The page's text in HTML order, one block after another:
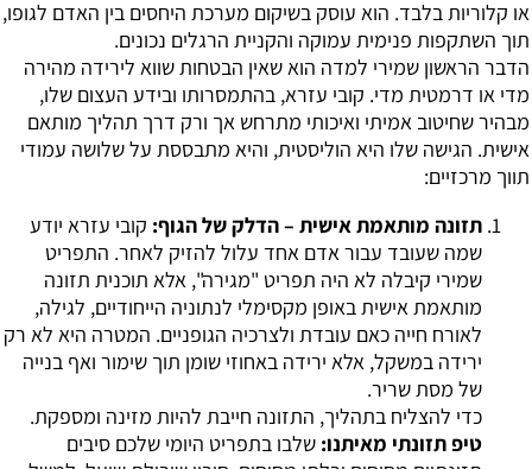
או קלוריות בלבד. הוא עוסק בשיקום מערכת היחסים בין האדם לגופו,
תוך השתקפות פנימית עמוקה והקניית הרגלים נכונים.
הדבר הראשון שמירי למדה הוא שאין הבטחות שווא לירידה מהירה
מדי או דרמטית מדי. קובי עזרא, בהתמסרותו ובידע העצום שלו,
מבהיר שחיטוב אמיתי ואיכותי מתרחש אך ורק דרך תהליך מותאם
אישית. הגישה שלו היא הוליסטית, והיא מתבססת על שלושה עמודי
תווך מרכזיים:
תזונה מותאמת אישית – הדלק של הגוף: קובי עזרא יודע
שמה שעובד עבור אדם אחד עלול להזיק לאחר. התפריט
שמירי קיבלה לא היה תפריט "מגירה", אלא תוכנית תזונה
מותאמת אישית באופן מקסימלי לנתוניה הייחודיים, לגילה,
לאורח חייה כאם עובדת ולצרכיה הגופניים. המטרה היא לא רק
ירידה במשקל, אלא ירידה באחוזי שומן תוך שימור ואף בנייה
של מסת שריר.
כדי להצליח בתהליך, התזונה חייבת להיות מזינה ומספקת.
טיפ תזונתי מאיתנו: שלבו בתפריט היומי שלכם סיבים